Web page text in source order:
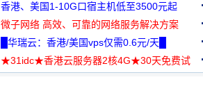
99元/月起
香港、美国1-10G口宿主机低至3500元起
微子网络 高效、可靠的网络服务解决方案
█华瑞云：香港/美国vps仅需0.6元/天█
★31idc★香港云服务器2核4G★30天免费试